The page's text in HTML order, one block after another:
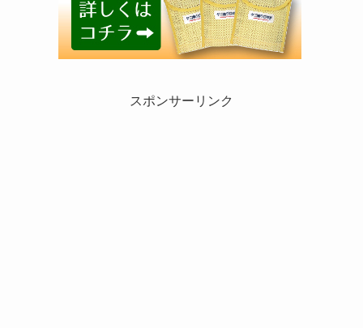
スポンサーリンク